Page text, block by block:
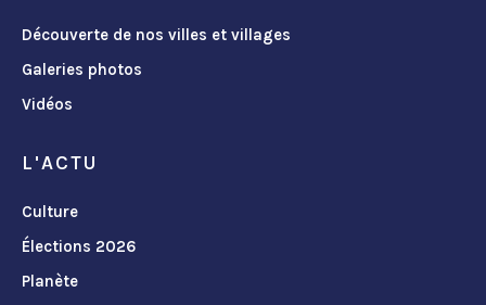
Découverte de nos villes et villages
Galeries photos
Vidéos
L'ACTU
Culture
Élections 2026
Planète